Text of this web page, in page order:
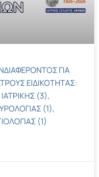
ΓΙΑ
ΕΙΔΙΚΟΤΗΤΑΣ:
(3),
(1),
(1)